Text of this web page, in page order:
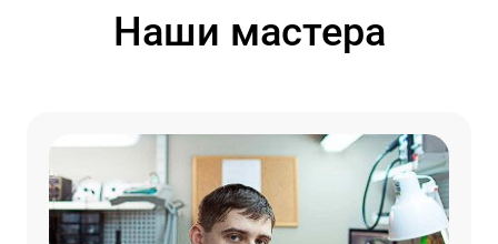
Наши мастера